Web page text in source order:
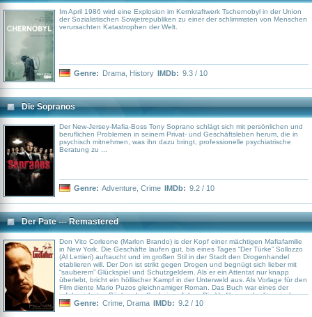
Im April 1986 wird eine Explosion im Kernkraftwerk Tschernobyl in der Union
der Sozialistischen Sowjetrepubliken zu einer der schlimmsten von Menschen
verursachten Katastrophen der Welt.
Genre: Drama History IMDb: 9.3 / 10
Die Sopranos
Der New-Jersey-Mafia-Boss Tony Soprano schlägt sich mit persönlichen und
beruflichen Problemen in seinem Privat- und Geschäftsleben herum, die in
psychisch mitnehmen, was ihn dazu bringt, professionelle psychiatrische
Beratung zu ...
Genre: Adventure Crime IMDb: 9.2 / 10
Der Pate --- Remastered
Don Vito Corleone (Marlon Brando) is der Kopf einer mächtigen Mafiafamilie
in New York. Die Geschäfte laufen gut, bis eines Tages “Der Türke” Sollozzo
(Al Lettieri) auftaucht und im großen Stil in der Stadt den Drogenhandel
etablieren will. Der Don ist strikt gegen Drogen und begnügt sich lieber mit
“sauberem” Glückspiel und Schutzgeldern. Als er ein Attentat nur knapp
überlebt, bricht ein höllischer Kampf in der Unterweld aus. Als Vorlage für den
Film diente Mario Puzos gleichnamiger Roman. Das Buch war eines der
erfolgreichsten Bücher der Sechziger Jahre. Die Verfilmung der literarischen
Vorlage von Mario Puzo stand diesem Erfolg in nichts nach. In den
Genre: Crime Drama IMDb: 9.2 / 10